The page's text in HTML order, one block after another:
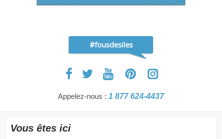
#fousdesiles
Appelez-nous : 1 877 624-4437
Vous êtes ici